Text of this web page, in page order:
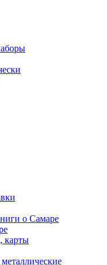
о Самаре
карты